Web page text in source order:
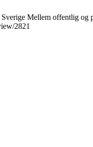
Mellem offentlig
2821